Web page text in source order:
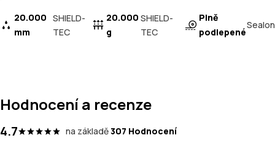
20.000
mm
SHIELD-
TEC
20.000
g
SHIELD-
TEC
Plně
podlepené
Sealon
Hodnocení a recenze
4.7 na základě307 Hodnocení